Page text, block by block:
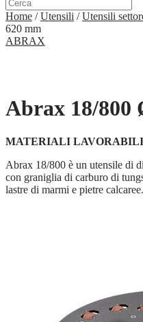
Home /Utensili /Utensili
620 mm
ABRAX
Abrax 18/800
MATERIALI
Abrax 18/800 è un utensile di
con graniglia di carburo di
lastre di marmi e pietre calcaree.